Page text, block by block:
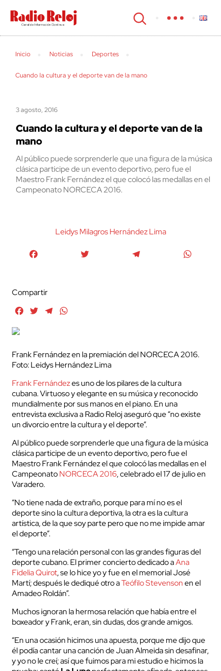
cerrar
Inicio Noticias Deportes
Cuando la cultura y el deporte van de la mano
3 agosto, 2016
Cuando la cultura y el deporte van de la
mano
Al público puede sorprenderle que una figura de la música
clásica participe de un evento deportivo, pero fue el
Maestro Frank Fernández el que colocó las medallas en el
Campeonato NORCECA 2016.
Leidys Milagros Hernández Lima
Compartir
FacebookTwitterTelegram
Frank Fernández en la premiación del NORCECA 2016.
Foto: Leidys Hernández Lima
Frank Fernándezes uno de los pilares de la cultura
cubana. Virtuoso y elegante en su música y reconocido
mundialmente por sus manos en el piano. En una
entrevista exclusiva a Radio Reloj aseguró que “no existe
un divorcio entre la cultura y el deporte”.
Al público puede sorprenderle que una figura de la música
clásica participe de un evento deportivo, pero fue el
Maestro Frank Fernández el que colocó las medallas en el
CampeonatoNORCECA 2016, celebrado el 17 de julio en
Varadero.
“No tiene nada de extraño, porque para mí no es el
deporte sino la cultura deportiva, la otra es la cultura
artística, de la que soy parte pero que no me impide amar
el deporte”.
“Tengo una relación personal con las grandes figuras del
deporte cubano. El primer concierto dedicado aAna
Fidelia Quirot, se lo hice yo y fue en el memorial José
Martí; después le dediqué otro aTeófilo Stevensonen el
Amadeo Roldán”.
Muchos ignoran la hermosa relación que había entre el
boxeador y Frank, eran, sin dudas, dos grande amigos.
“En una ocasión hicimos una apuesta, porque me dijo que
él podía cantar una canción de Juan Almeida sin desafinar,
y yo no le creí; así que fuimos para mi estudio e hicimos la